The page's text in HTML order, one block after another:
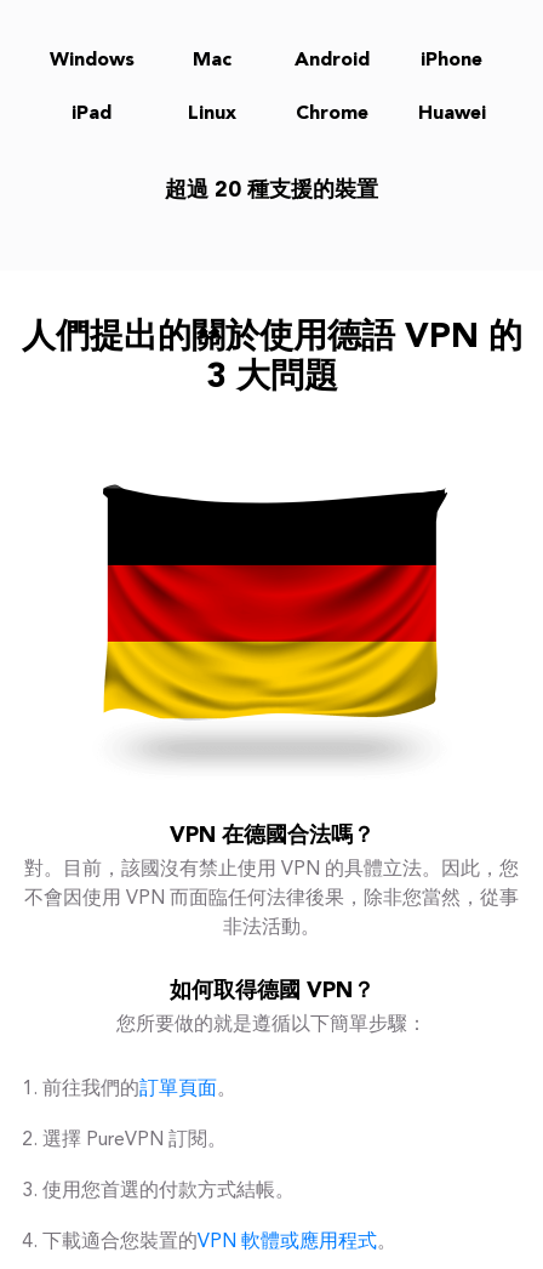
Windows Mac Android iPhone
iPad Linux Chrome Huawei
超過 20 種支援的裝置
人們提出的關於使用德語 VPN 的
3 大問題
VPN 在德國合法嗎？
對。目前，該國沒有禁止使用 VPN 的具體立法。因此，您
不會因使用 VPN 而面臨任何法律後果，除非您當然，從事
非法活動。
如何取得德國 VPN？
您所要做的就是遵循以下簡單步驟：
前往我們的訂單頁面。
選擇 PureVPN 訂閱。
使用您首選的付款方式結帳。
下載適合您裝置的VPN 軟體或應用程式。